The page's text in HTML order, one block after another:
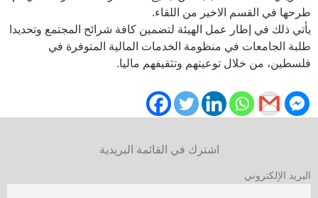
طرحها في القسم الاخير من اللقاء.
يأتي ذلك في إطار عمل الهيئة لتضمين كافة شرائح المجتمع وتحديدا
طلبة الجامعات في منظومة الخدمات المالية المتوفرة في
فلسطين، من خلال توعيتهم وتثقيفهم ماليا.
اشترك في القائمة البريدية
البريد الإلكتروني